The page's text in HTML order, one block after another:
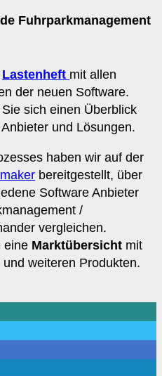
Fuhrparkmanagement
Lastenheft mit allen
der neuen Software.
sich einen Überblick
und Lösungen.
haben wir auf der
bereitgestellt, über
Software Anbieter
/
vergleichen.
eine Marktübersicht mit
weiteren Produkten.